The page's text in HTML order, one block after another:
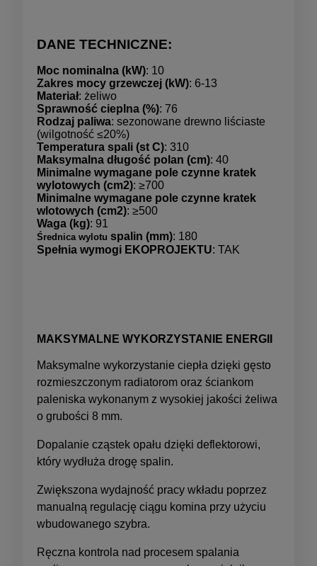
DANE TECHNICZNE:
Moc nominalna (kW): 10
Zakres mocy grzewczej (kW): 6-13
Materiał: żeliwo
Sprawność cieplna (%): 76
Rodzaj paliwa: sezonowane drewno liściaste
(wilgotność ≤20%)
Temperatura spali (st C): 310
Maksymalna długość polan (cm): 40
Minimalne wymagane pole czynne kratek
wylotowych (cm2): ≥700
Minimalne wymagane pole czynne kratek
wlotowych (cm2): ≥500
Waga (kg): 91
Średnica wylotu spalin (mm): 180
Spełnia wymogi EKOPROJEKTU: TAK
MAKSYMALNE WYKORZYSTANIE ENERGII
Maksymalne wykorzystanie ciepła dzięki gęsto
rozmieszczonym radiatorom oraz ściankom
paleniska wykonanym z wysokiej jakości żeliwa
o grubości 8 mm.
Dopalanie cząstek opału dzięki deflektorowi,
który wydłuża drogę spalin.
Zwiększona wydajność pracy wkładu poprzez
manualną regulację ciągu komina przy użyciu
wbudowanego szybra.
Ręczna kontrola nad procesem spalania